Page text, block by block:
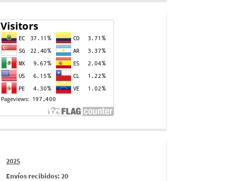
de
visitas
Informes
envios
2025
Envíos recibidos: 20